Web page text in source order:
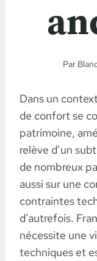
Par
Dans un
de confort se
patrimoine,
relève d’un
de nombreux
aussi sur une
contraintes
d’autrefois.
nécessite une
techniques et